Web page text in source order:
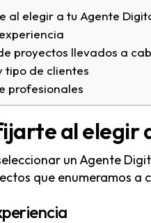
al elegir a tu Agente
proyectos llevados a
tipo de clientes
profesionales
al elegir
un Agente
que enumeramos a